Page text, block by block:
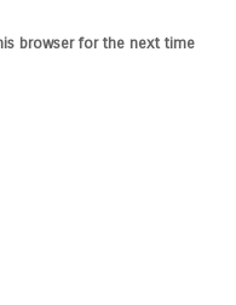
browser for the next time